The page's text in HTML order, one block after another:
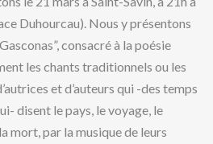
Duhourcau). Nous y présentons
consacré à la poésie
les chants traditionnels ou les
et d’auteurs qui -des temps
disent le pays, le voyage, le
mort, par la musique de leurs